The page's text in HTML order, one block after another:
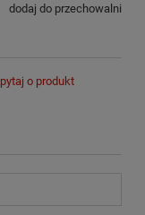
dodaj do przechowalni
o produkt